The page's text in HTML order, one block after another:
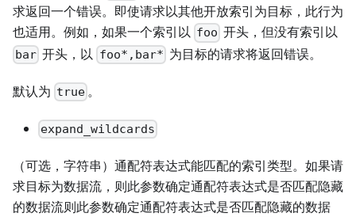
求返回一个错误。即使请求以其他开放索引为目标，此行为
也适用。例如，如果一个索引以 foo 开头，但没有索引以
bar 开头，以 foo*,bar* 为目标的请求将返回错误。
默认为 true 。
expand_wildcards
（可选，字符串）通配符表达式能匹配的索引类型。如果请
求目标为数据流，则此参数确定通配符表达式是否匹配隐藏
的数据流则此参数确定通配符表达式是否匹配隐藏的数据